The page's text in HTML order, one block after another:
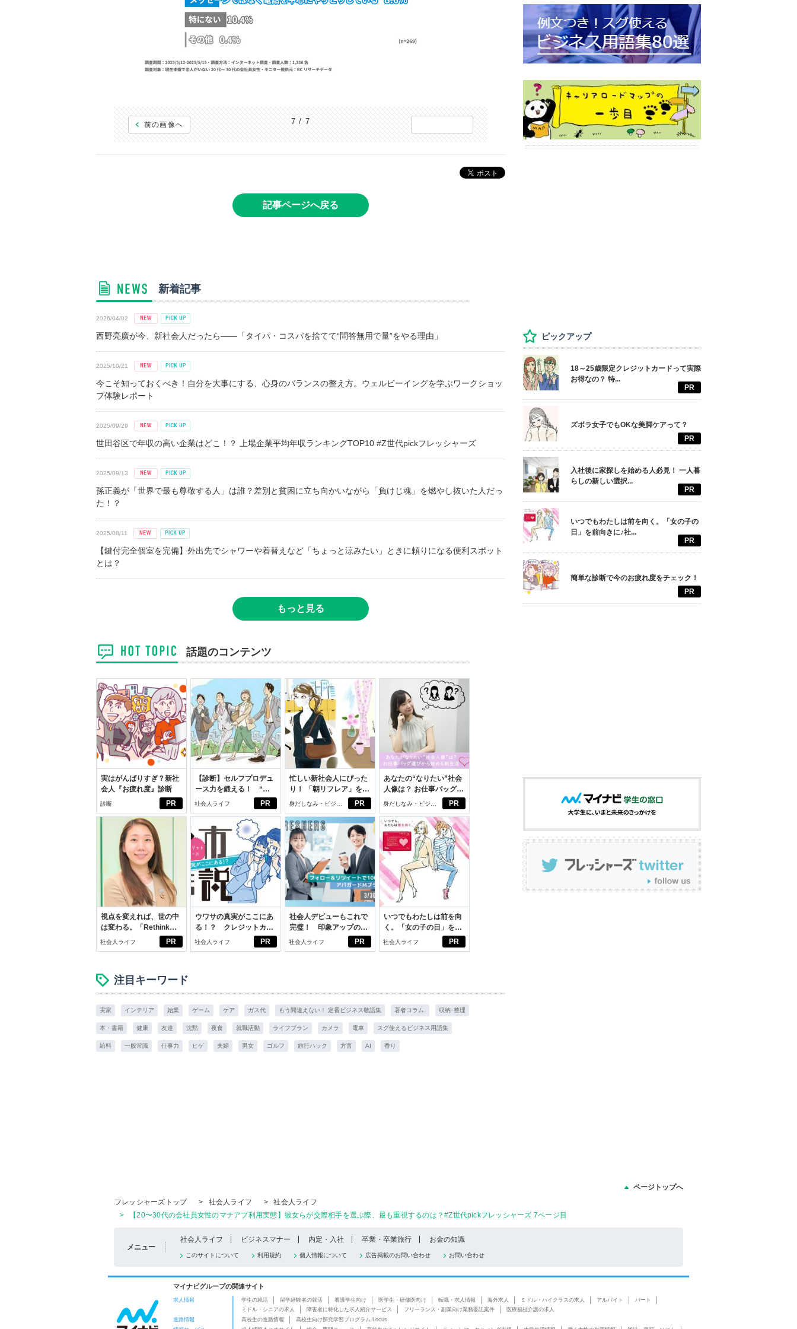
前の画像へ 7 / 7
記事ページへ戻る
新着記事
2026/04/02
西野亮廣が今、新社会人だったら――「タイパ・コスパを捨てて“問答無用で量”をやる理由」
2025/10/21
今こそ知っておくべき！自分を大事にする、心身のバランスの整え方。ウェルビーイングを学ぶワークショッ
プ体験レポート
2025/09/29
世田谷区で年収の高い企業はどこ！？ 上場企業平均年収ランキングTOP10 #Z世代pickフレッシャーズ
2025/09/13
孫正義が「世界で最も尊敬する人」は誰？差別と貧困に立ち向かいながら「負けじ魂」を燃やし抜いた人だっ
た！？
2025/08/11
【鍵付完全個室を完備】外出先でシャワーや着替えなど「ちょっと涼みたい」ときに頼りになる便利スポット
とは？
もっと見る
話題のコンテンツ
PR
実はがんばりすぎ？新社
会人『お疲れ度』診断
診断 PR
【診断】セルフプロデュ
ース力を鍛える！ “ジ
ブン観”診断
社会人ライフ PR
忙しい新社会人にぴった
り！ 「朝リフレア」をは
じめよう。しっかりニオ
イケアして24時間快適。
身だしなみ・ビジネ
スアイテム
PR
あなたの“なりたい”社会
人像は？ お仕事バッグ選
びから始める新生活
身だしなみ・ビジネ
スアイテム
PR
視点を変えれば、世の中
は変わる。「Rethink
PROJECT」がつたえた
社会人ライフ PR
ウワサの真実がここにあ
る！？ クレジットカー
ドの都市伝説
社会人ライフ PR
社会人デビューもこれで
完璧！ 印象アップのセ
ルフプロデュース術
社会人ライフ PR
いつでもわたしは前を向
く。「女の子の日」を前
向きに♪社会人エリ・大
社会人ライフ
注目キーワード
実家 インテリア 始業 ゲーム ケア ガス代 もう間違えない！ 定番ビジネス敬語集 著者コラム. 収納･整理
本・書籍 健康 友達 沈黙 夜食 就職活動 ライフプラン カメラ 電車 スグ使えるビジネス用語集
給料 一般常識 仕事力 ヒゲ 夫婦 男女 ゴルフ 旅行ハック 方言 AI 香り
ピックアップ
18～25歳限定クレジットカードって実際
お得なの？ 特...
PR
ズボラ女子でもOKな美脚ケアって？
PR
入社後に家探しを始める人必見！ 一人暮
らしの新しい選択...
PR
いつでもわたしは前を向く。「女の子の
日」を前向きに♪社...
PR
簡単な診断で今のお疲れ度をチェック！
PR
ページトップへ
フレッシャーズトップ
> 社会人ライフ >
社会人ライフ
>
【20〜30代の会社員女性のマチアプ利用実態】彼女らが交際相手を選ぶ際、最も重視するのは？#Z世代pickフレッシャーズ 7ページ目
メニュー
社会人ライフ ビジネスマナー 内定・入社 卒業・卒業旅行 お金の知識
このサイトについて 利用規約 個人情報について 広告掲載のお問い合わせ お問い合わせ
マイナビグループの関連サイト
求人情報 学生の就活 留学経験者の就活 看護学生向け 医学生・研修医向け 転職・求人情報 海外求人 ミドル・ハイクラスの求人 アルバイト
パート
ミドル・シニアの求人
障害者に特化した求人紹介サービス フリーランス・副業向け業務委託案件
医療福祉介護の求人
進路情報
高校生の進路情報
高校生向け探究学習プログラム Locus